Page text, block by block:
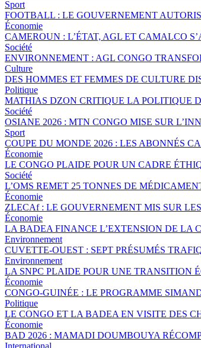
Sport
FOOTBALL : LE GOUVERNEMENT
Économie
CAMEROUN : L’ÉTAT, AGL ET CAMALCO
Société
ENVIRONNEMENT : AGL CONGO
Culture
DES HOMMES ET FEMMES DE CULTURE
Politique
MATHIAS DZON CRITIQUE LA POLITIQUE
Société
OSIANE 2026 : MTN CONGO MISE SUR
Sport
COUPE DU MONDE 2026 : LES ABONNÉS
Économie
LE CONGO PLAIDE POUR UN CADRE
Société
L’OMS REMET 25 TONNES DE
Économie
ZLECAf : LE GOUVERNEMENT MIS SUR
Économie
LA BADEA FINANCE L’EXTENSION DE LA
Environnement
CUVETTE-OUEST : SEPT PRÉSUMÉS
Environnement
LA SNPC PLAIDE POUR UNE TRANSITION
Économie
CONGO-GUINÉE : LE PROGRAMME
Politique
LE CONGO ET LA BADEA EN VISITE DES
Économie
BAD 2026 : MAMADI DOUMBOUYA
International